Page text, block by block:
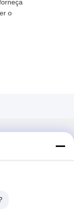
o
Metal Liyuan, 11ª
Província